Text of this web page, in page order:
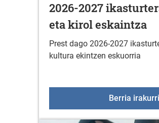
2026-2027
eta kirol eskaintza
Prest dago 2026-2027
kultura ekintzen eskuorria
Berria irakurri